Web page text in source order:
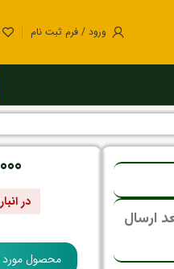
ورود / فرم ثبت نام
از 15 مرداد به بعد ارسال
در
محصول مورد